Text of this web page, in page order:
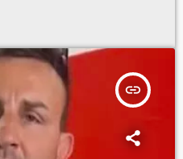
insert_link